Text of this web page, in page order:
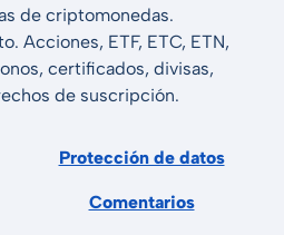
de criptomonedas.
Acciones, ETF, ETC, ETN,
certificados, divisas,
de suscripción.
Protección de datos
Comentarios